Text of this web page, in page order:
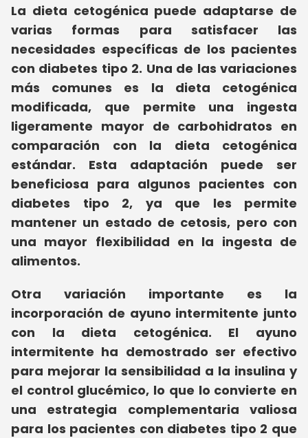
La dieta cetogénica puede adaptarse de
varias formas para satisfacer las
necesidades específicas de los pacientes
con diabetes tipo 2. Una de las variaciones
más comunes es la dieta cetogénica
modificada, que permite una ingesta
ligeramente mayor de carbohidratos en
comparación con la dieta cetogénica
estándar. Esta adaptación puede ser
beneficiosa para algunos pacientes con
diabetes tipo 2, ya que les permite
mantener un estado de cetosis, pero con
una mayor flexibilidad en la ingesta de
alimentos.
Otra variación importante es la
incorporación de ayuno intermitente junto
con la dieta cetogénica. El ayuno
intermitente ha demostrado ser efectivo
para mejorar la sensibilidad a la insulina y
el control glucémico, lo que lo convierte en
una estrategia complementaria valiosa
para los pacientes con diabetes tipo 2 que